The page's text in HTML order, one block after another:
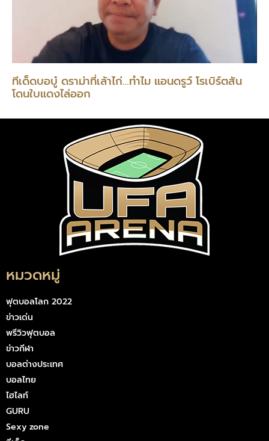
ทีเด็ดบอบู๋ ดราม่าที่เล้าไก่…ทำไม แอนดรูว์ โรเบิร์ตสัน
โดนใบแดงไล่ออก
หมวดหมู่
ฟุตบอลโลก 2022
ข่าวเด่น
พรีวิวฟุตบอล
ข่าวกีฬา
บอลต่างประเทศ
บอลไทย
ไฮไลท์
GURU
Sexy zone